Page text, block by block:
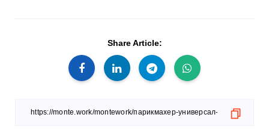
Share Article: